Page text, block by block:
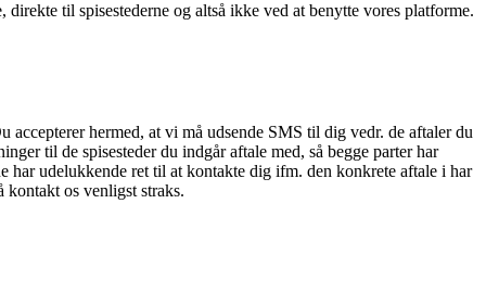
til spisestederne og altså ikke ved at benytte vores platforme.
hermed, at vi må udsende SMS til dig vedr. de aftaler du
til de spisesteder du indgår aftale med, så begge parter har
udelukkende ret til at kontakte dig ifm. den konkrete aftale i har
kontakt os venligst straks.